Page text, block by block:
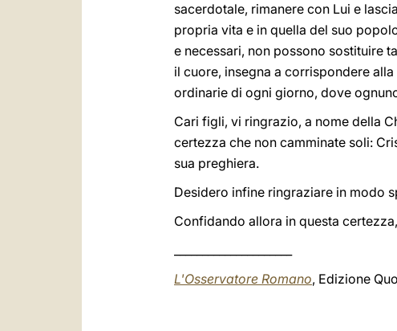
sacerdotale, rimanere con Lui e
propria vita e in quella del suo
e necessari, non possono sostituire
il cuore, insegna a corrispondere
ordinarie di ogni giorno, dove
Cari figli, vi ringrazio, a nome della
certezza che non camminate soli:
sua preghiera.
Desidero infine ringraziare in modo
Confidando allora in questa
L'Osservatore Romano, Edizione